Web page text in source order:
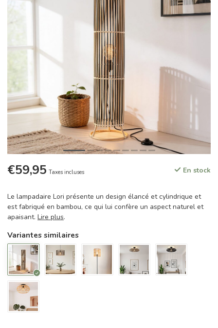
€59,95 Taxes incluses En stock
Le lampadaire Lori présente un design élancé et cylindrique et
est fabriqué en bambou, ce qui lui confère un aspect naturel et
apaisant. Lire plus.
Variantes similaires